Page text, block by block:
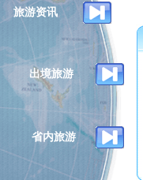
旅游资讯
出境旅游
省内旅游